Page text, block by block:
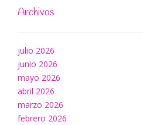
Archivos
julio 2026
junio 2026
mayo 2026
abril 2026
marzo 2026
febrero 2026